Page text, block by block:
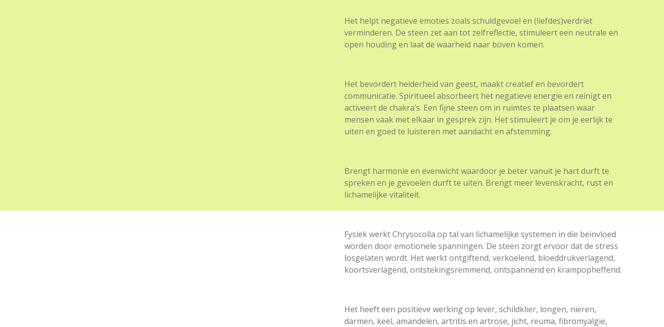
Het helpt negatieve emoties zoals schuldgevoel en (liefdes)verdriet
verminderen. De steen zet aan tot zelfreflectie, stimuleert een neutrale en
open houding en laat de waarheid naar boven komen.
Het bevordert helderheid van geest, maakt creatief en bevordert
communicatie. Spiritueel absorbeert het negatieve energie en reinigt en
activeert de chakra’s. Een fijne steen om in ruimtes te plaatsen waar
mensen vaak met elkaar in gesprek zijn. Het stimuleert je om je eerlijk te
uiten en goed te luisteren met aandacht en afstemming.
Brengt harmonie en evenwicht waardoor je beter vanuit je hart durft te
spreken en je gevoelen durft te uiten. Brengt meer levenskracht, rust en
lichamelijke vitaliteit.
Fysiek werkt Chrysocolla op tal van lichamelijke systemen in die beïnvloed
worden door emotionele spanningen. De steen zorgt ervoor dat de stress
losgelaten wordt. Het werkt ontgiftend, verkoelend, bloeddrukverlagend,
koortsverlagend, ontstekingsremmend, ontspannend en krampopheffend.
Het heeft een positieve werking op lever, schildklier, longen, nieren,
darmen, keel, amandelen, artritis en artrose, jicht, reuma, fibromyalgie,